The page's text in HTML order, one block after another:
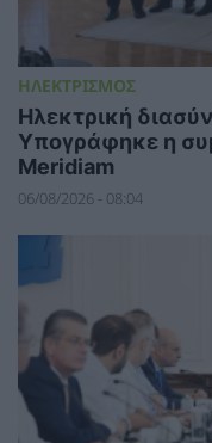
ΗΛΕΚΤΡΙΣΜΟΣ
Ηλεκτρική
Υπογράφηκε η
Meridiam
06/08/2026 - 08:04